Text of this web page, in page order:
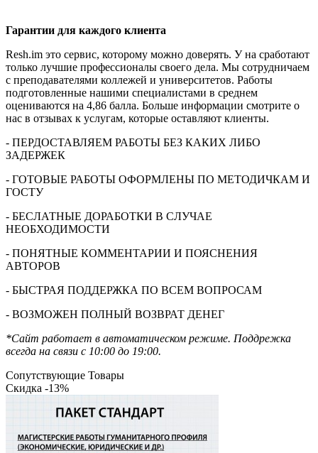
Гарантии для каждого клиента
Resh.im это сервис, которому можно доверять. У на сработают
только лучшие профессионалы своего дела. Мы сотрудничаем
с преподавателями коллежей и университетов. Работы
подготовленные нашими специалистами в среднем
оцениваются на 4,86 балла. Больше информации смотрите о
нас в отзывах к услугам, которые оставляют клиенты.
- ПЕРДОСТАВЛЯЕМ РАБОТЫ БЕЗ КАКИХ ЛИБО
ЗАДЕРЖЕК
- ГОТОВЫЕ РАБОТЫ ОФОРМЛЕНЫ ПО МЕТОДИЧКАМ И
ГОСТУ
- БЕСЛАТНЫЕ ДОРАБОТКИ В СЛУЧАЕ
НЕОБХОДИМОСТИ
- ПОНЯТНЫЕ КОММЕНТАРИИ И ПОЯСНЕНИЯ
АВТОРОВ
- БЫСТРАЯ ПОДДЕРЖКА ПО ВСЕМ ВОПРОСАМ
- ВОЗМОЖЕН ПОЛНЫЙ ВОЗВРАТ ДЕНЕГ
*Сайт работает в автоматическом режиме. Поддрежка
всегда на связи с 10:00 до 19:00.
Сопутствующие Товары
Скидка -13%